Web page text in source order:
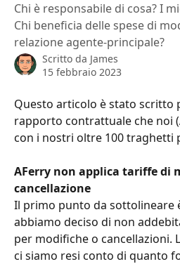
Chi è responsabile di cosa? I
Chi beneficia delle spese di
relazione agente-principale?
Scritto da James
15 febbraio 2023
Questo articolo è stato scritto
rapporto contrattuale che noi
con i nostri oltre 100 traghetti
AFerry non applica tariffe di
cancellazione
Il primo punto da sottolineare
abbiamo deciso di non
per modifiche o cancellazioni.
ci siamo resi conto di quanto